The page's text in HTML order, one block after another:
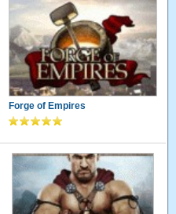
Forge of Empires